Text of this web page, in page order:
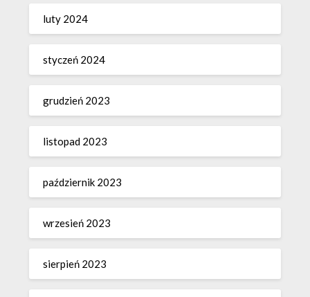
luty 2024
styczeń 2024
grudzień 2023
listopad 2023
październik 2023
wrzesień 2023
sierpień 2023